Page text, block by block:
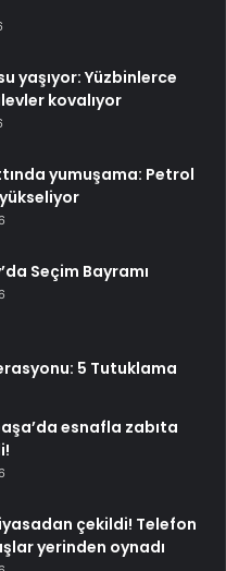
yaşıyor: Yüzbinlerce
kovalıyor
yumuşama: Petrol
yükseliyor
Seçim Bayramı
5 Tutuklama
esnafla zabıta
çekildi! Telefon
yerinden oynadı